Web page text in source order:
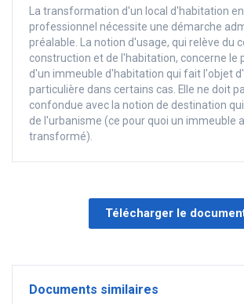
La transformation d'un local d'habitation en
professionnel nécessite une démarche
préalable. La notion d'usage, qui relève du
construction et de l'habitation, concerne le
d'un immeuble d'habitation qui fait l'objet
particulière dans certains cas. Elle ne doit
confondue avec la notion de destination
de l'urbanisme (ce pour quoi un immeuble
transformé).
Télécharger le
Documents similaires